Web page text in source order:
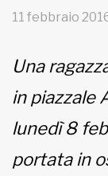
RUBRICHE
MUNICIPI
Inviateci le
11 febbraio
Una
in piazzale
lunedì 8
portata in